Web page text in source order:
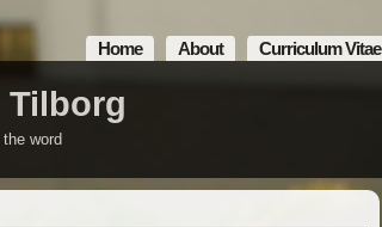
Home About Curriculum Vitae
Tilborg
word